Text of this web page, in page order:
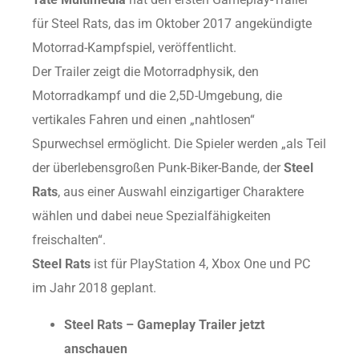
für Steel Rats, das im Oktober 2017 angekündigte
Motorrad-Kampfspiel, veröffentlicht.
Der Trailer zeigt die Motorradphysik, den
Motorradkampf und die 2,5D-Umgebung, die
vertikales Fahren und einen „nahtlosen“
Spurwechsel ermöglicht. Die Spieler werden „als Teil
der überlebensgroßen Punk-Biker-Bande, derSteel
Rats, aus einer Auswahl einzigartiger Charaktere
wählen und dabei neue Spezialfähigkeiten
freischalten“.
Steel Rats ist für PlayStation 4, Xbox One und PC
im Jahr 2018 geplant.
Steel Rats – Gameplay Trailer jetzt
anschauen